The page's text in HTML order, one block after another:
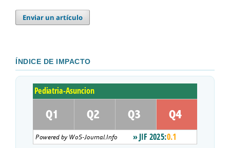
Enviar un artículo
ÍNDICE DE IMPACTO